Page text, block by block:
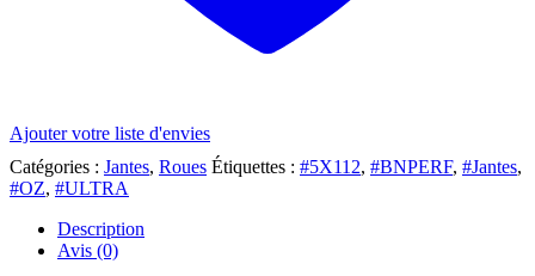
Ajouter votre liste d'envies
Catégories : Jantes, Roues Étiquettes : #5X112, #BNPERF, #Jantes,
#OZ, #ULTRA
Description
Avis (0)